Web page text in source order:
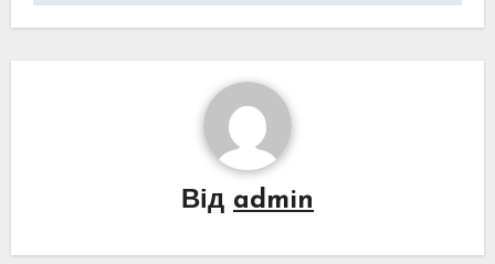
Від admin